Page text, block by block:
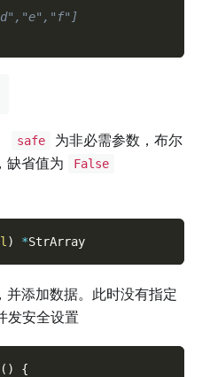
safe
为非必需参数，布尔
缺省值为
False
) *StrArray
并添加数据。此时没有指定
发安全设置
( )
{